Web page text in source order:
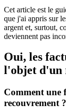
Cet article est le
que j'ai appris sur
argent et, surtout,
deviennent pas
Oui, les
l'objet d'un
Comment une
recouvrement ?